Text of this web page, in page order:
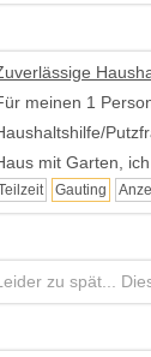
meinen 1
mit Garten, ich
Gauting
zu spät...